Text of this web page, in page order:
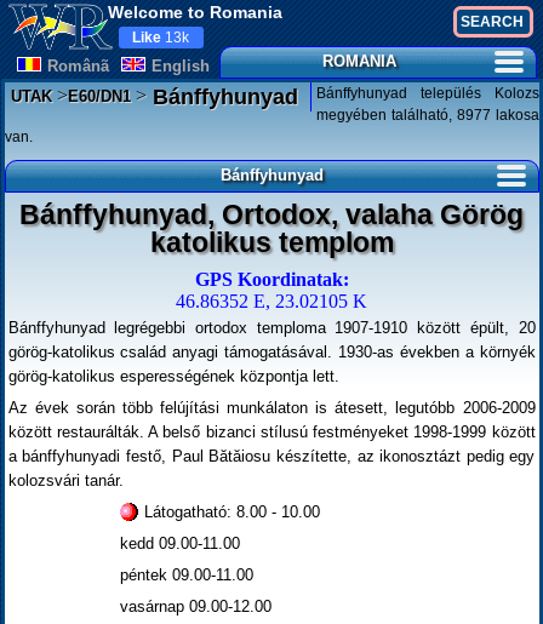
Welcome to Romania
Românã English
Like 13k
ROMANIA
UTAK>E60/DN1>Bánffyhunyad
Bánffyhunyad település Kolozs
megyében található, 8977 lakosa
van.
Bánffyhunyad
Bánffyhunyad, Ortodox, valaha Görög
katolikus templom
GPS Koordinatak:
46.86352 E, 23.02105 K
Bánffyhunyad legrégebbi ortodox temploma 1907-1910 között épült, 20
görög-katolikus család anyagi támogatásával. 1930-as években a környék
görög-katolikus esperességének központja lett.
Az évek során több felújítási munkálaton is átesett, legutóbb 2006-2009
között restaurálták. A belső bizanci stílusú festményeket 1998-1999 között
a bánffyhunyadi festő, Paul Bătăiosu készítette, az ikonosztázt pedig egy
kolozsvári tanár.
Látogatható: 8.00 - 10.00
kedd 09.00-11.00
péntek 09.00-11.00
vasárnap 09.00-12.00